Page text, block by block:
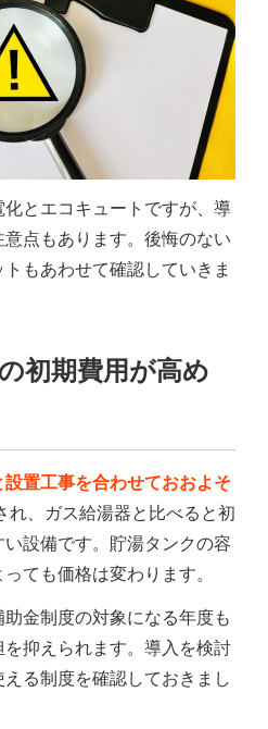
とエコキュートですが、導
点もあります。後悔のない
もあわせて確認していきま
初期費用が高め
設置工事を合わせておおよそ
れ、ガス給湯器と比べると初
設備です。貯湯タンクの容
ても価格は変わります。
金制度の対象になる年度も
抑えられます。導入を検討
る制度を確認しておきまし